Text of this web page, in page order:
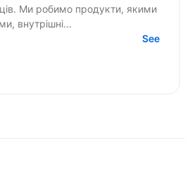
Ми робимо продукти, якими
внутрішні...
See
tech jobs in Europe